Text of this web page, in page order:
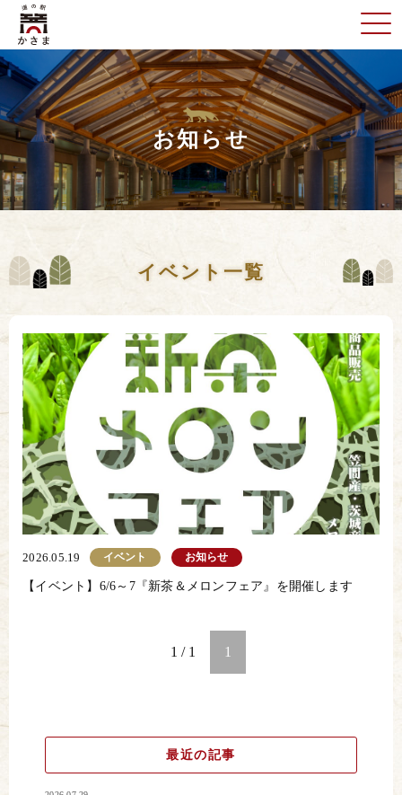
お知らせ
イベント一覧
2026.05.19 イベント お知らせ
【イベント】6/6～7『新茶＆メロンフェア』を開催します
1 / 1 1
最近の記事